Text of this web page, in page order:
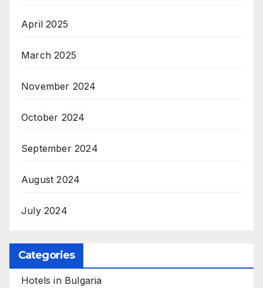
April 2025
March 2025
November 2024
October 2024
September 2024
August 2024
July 2024
Categories
Hotels in Bulgaria